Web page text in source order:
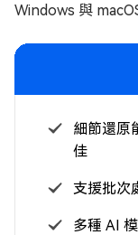
Windows 與
細節還原
佳
支援批次
多種 AI